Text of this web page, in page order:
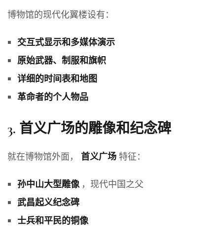
博物馆的现代化翼楼设有：
交互式显示和多媒体演示
原始武器、制服和旗帜
详细的时间表和地图
革命者的个人物品
3. 首义广场的雕像和纪念碑
就在博物馆外面， 首义广场 特征：
孙中山大型雕像 ，现代中国之父
武昌起义纪念碑
士兵和平民的铜像